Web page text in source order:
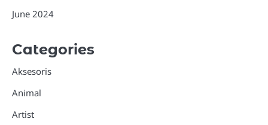
June 2024
Categories
Aksesoris
Animal
Artist